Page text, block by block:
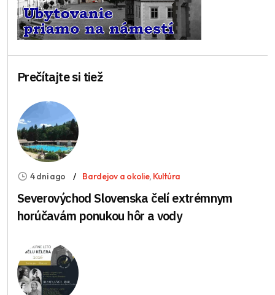
Prečítajte si tiež
4 dni ago Bardejov a okolie, Kultúra
Severovýchod Slovenska čelí extrémnym
horúčavám ponukou hôr a vody